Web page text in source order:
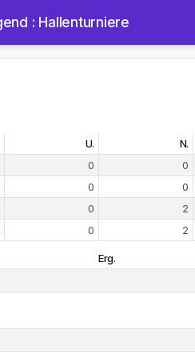
: Hallenturniere
U. N.
0 0
0 0
0 2
0 2
Erg.